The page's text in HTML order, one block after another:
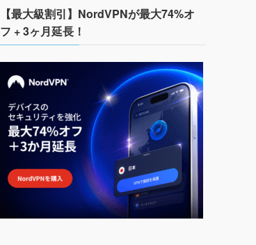
【最大級割引】NordVPNが最大74%オ
フ + 3ヶ月延長！